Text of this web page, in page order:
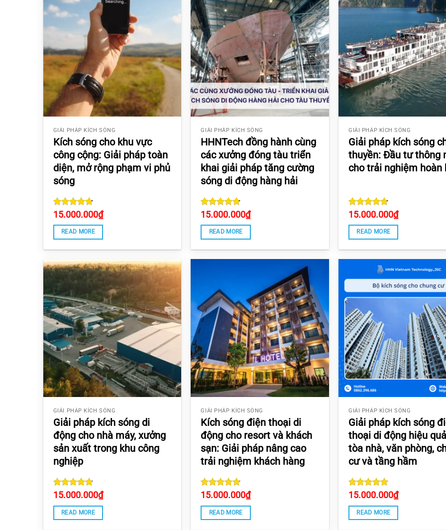
GIẢI PHÁP KÍCH SÓNG
Kích sóng cho khu vực
công cộng: Giải pháp toàn
diện, mở rộng phạm vi phủ
sóng
Rated4.75
15.000.000₫
READ MORE
GIẢI PHÁP KÍCH SÓNG
HHNTech đồng hành cùng
các xưởng đóng tàu triển
khai giải pháp tăng cường
sóng di động hàng hải
Rated4.7
15.000.000₫
READ MORE
GIẢI PHÁP KÍCH SÓNG
Giải pháp kích sóng
thuyền: Đầu tư thông
cho trải nghiệm hoàn
Rated4.75
15.000.000₫
READ MORE
GIẢI PHÁP KÍCH SÓNG
Giải pháp kích sóng di
động cho nhà máy, xưởng
sản xuất trong khu công
nghiệp
Rated
4.8363636363636
out of 5
15.000.000₫
READ MORE
GIẢI PHÁP KÍCH SÓNG
Kích sóng điện thoại di
động cho resort và khách
sạn: Giải pháp nâng cao
trải nghiệm khách hàng
Rated4.8
15.000.000₫
READ MORE
GIẢI PHÁP KÍCH SÓNG
Giải pháp kích sóng
thoại di động hiệu
tòa nhà, văn phòng,
cư và tầng hầm
Rated
4.8828828828829
out of 5
15.000.000₫
READ MORE